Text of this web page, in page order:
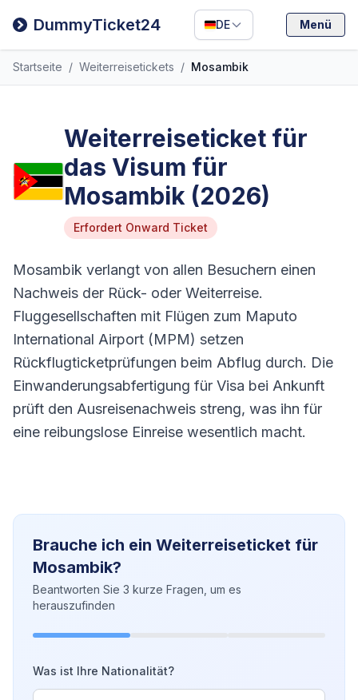
DummyTicket24 DE
Filipino
Deutsch
Español
Menü
Startseite / Weiterreisetickets / Mosambik
Weiterreiseticket für
das Visum für
Mosambik (2026)
Erfordert Onward Ticket
Mosambik verlangt von allen Besuchern einen
Nachweis der Rück- oder Weiterreise.
Fluggesellschaften mit Flügen zum Maputo
International Airport (MPM) setzen
Rückflugticketprüfungen beim Abflug durch. Die
Einwanderungsabfertigung für Visa bei Ankunft
prüft den Ausreisenachweis streng, was ihn für
eine reibungslose Einreise wesentlich macht.
Brauche ich ein Weiterreiseticket für
Mosambik?
Beantworten Sie 3 kurze Fragen, um es
herauszufinden
Was ist Ihre Nationalität?